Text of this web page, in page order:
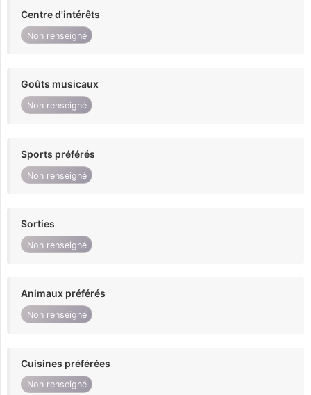
Centre d'intérêts
Non renseigné
Goûts musicaux
Non renseigné
Sports préférés
Non renseigné
Sorties
Non renseigné
Animaux préférés
Non renseigné
Cuisines préférées
Non renseigné